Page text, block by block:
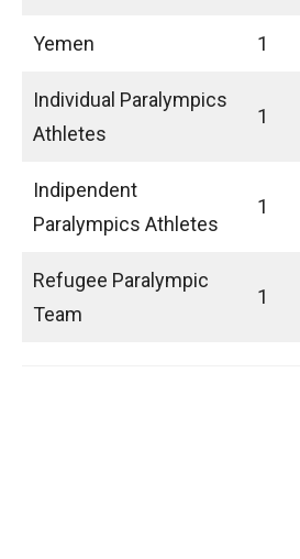
Yemen 1
Individual Paralympics
Athletes
1
Indipendent
Paralympics Athletes
1
Refugee Paralympic
Team
1